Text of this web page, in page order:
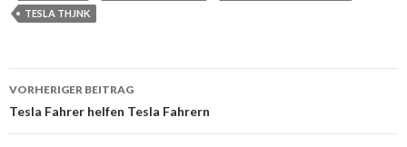
TESLA THJNK
Beitrags-
Navigation
VORHERIGER BEITRAG
Tesla Fahrer helfen Tesla Fahrern